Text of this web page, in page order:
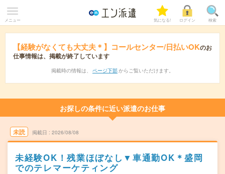
メニュー 気になる! ログイン 検索
【経験がなくても大丈夫＊】コールセンター/日払いOKのお
仕事情報は、掲載が終了しています
掲載時の情報は、 ページ下部 からご覧いただけます。
お探しの条件に近い派遣のお仕事
未読 掲載日 2026/08/08
未経験OK！残業ほぼなし▼車通勤OK＊盛岡
でのテレマーケティング